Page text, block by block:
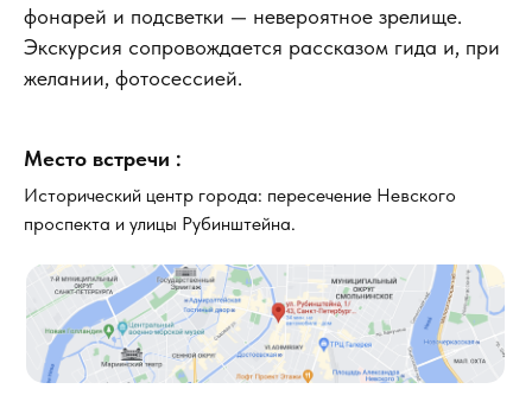
фонарей и подсветки — невероятное зрелище.
Экскурсия сопровождается рассказом гида и, при
желании, фотосессией.
Место встречи :
Исторический центр города: пересечение Невского
проспекта и улицы Рубинштейна.